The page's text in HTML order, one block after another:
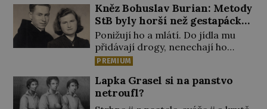
Kněz Bohuslav Burian: Metody
StB byly horší než gestapácké
trýznění
Ponižují ho a mlátí. Do jídla mu
přidávají drogy, nenechají ho
pořádně vyspat a smrtí vyhrožují i
týrání nevydrží a estébákům
podepíše všechno, co po něm
chtějí. Svým podpisem jim potvrdí
PREMIUM
Lapka Grasel si na panstvo
netroufl?